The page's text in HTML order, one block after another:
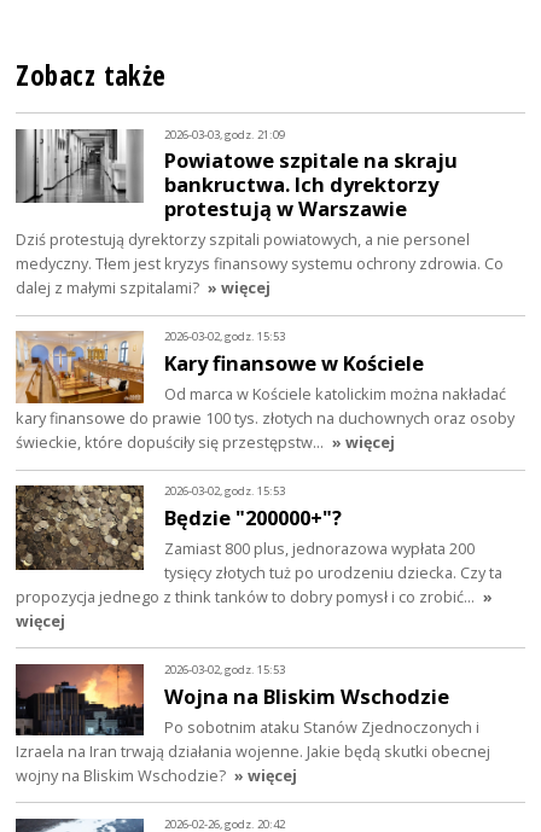
Zobacz także
2026-03-03, godz. 21:09
Powiatowe szpitale na skraju
bankructwa. Ich dyrektorzy
protestują w Warszawie
Dziś protestują dyrektorzy szpitali powiatowych, a nie personel
medyczny. Tłem jest kryzys finansowy systemu ochrony zdrowia. Co
dalej z małymi szpitalami? » więcej
2026-03-02, godz. 15:53
Kary finansowe w Kościele
Od marca w Kościele katolickim można nakładać
kary finansowe do prawie 100 tys. złotych na duchownych oraz osoby
świeckie, które dopuściły się przestępstw… » więcej
2026-03-02, godz. 15:53
Będzie "200000+"?
Zamiast 800 plus, jednorazowa wypłata 200
tysięcy złotych tuż po urodzeniu dziecka. Czy ta
propozycja jednego z think tanków to dobry pomysł i co zrobić… »
więcej
2026-03-02, godz. 15:53
Wojna na Bliskim Wschodzie
Po sobotnim ataku Stanów Zjednoczonych i
Izraela na Iran trwają działania wojenne. Jakie będą skutki obecnej
wojny na Bliskim Wschodzie? » więcej
2026-02-26, godz. 20:42